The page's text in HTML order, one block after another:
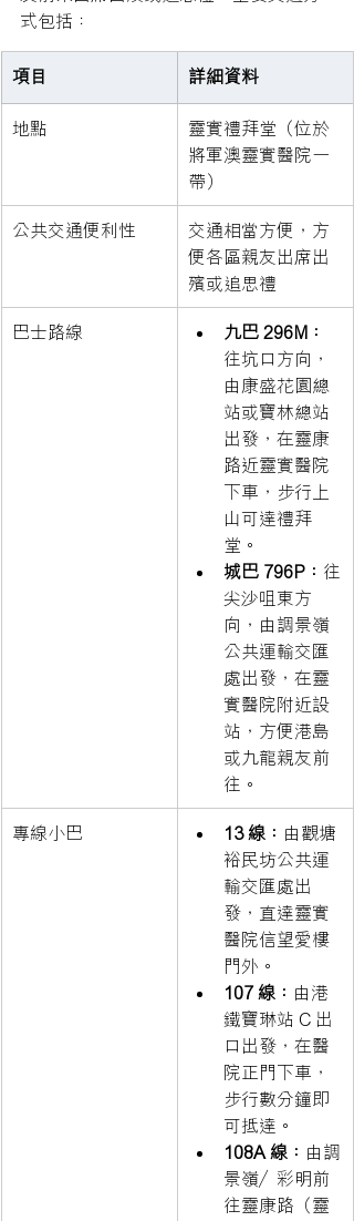
式包括：
項目 詳細資料
地點
靈實禮拜堂（位於
將軍澳靈實醫院一
帶）
公共交通便利性
交通相當方便，方
便各區親友出席出
殯或追思禮
巴士路線
九巴 296M：
往坑口方向，
由康盛花園總
站或寶林總站
出發，在靈康
路近靈實醫院
下車，步行上
山可達禮拜
堂。
城巴 796P： 往
尖沙咀東方
向，由調景嶺
公共運輸交匯
處出發，在靈
實醫院附近設
站，方便港島
或九龍親友前
往。
專線小巴 13 線： 由觀塘
裕民坊公共運
輸交匯處出
發，直達靈實
醫院信望愛樓
門外。
107 線： 由港
鐵寶琳站 C 出
口出發，在醫
院正門下車，
步行數分鐘即
可抵達。
108A 線： 由調
景嶺／彩明前
往靈康路（靈